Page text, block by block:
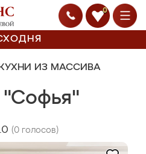
0
КУХНИ ИЗ МАССИВА
"Софья"
(0 голосов)